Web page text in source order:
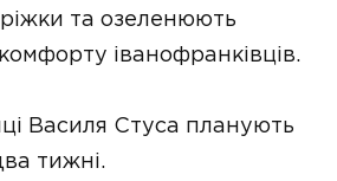
та озеленюють
іванофранківців.
Василя Стуса планують
тижні.